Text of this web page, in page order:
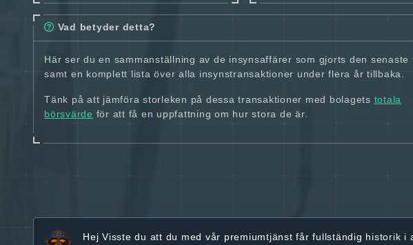
Vad betyder detta?
Här ser du en sammanställning av de insynsaffärer som gjorts den senaste
samt en komplett lista över alla insynstransaktioner under flera år tillbaka.
Tänk på att jämföra storleken på dessa transaktioner med bolagets totala
börsvärde för att få en uppfattning om hur stora de är.
Hej Visste du att du med vår premiumtjänst fårfullständig historik i